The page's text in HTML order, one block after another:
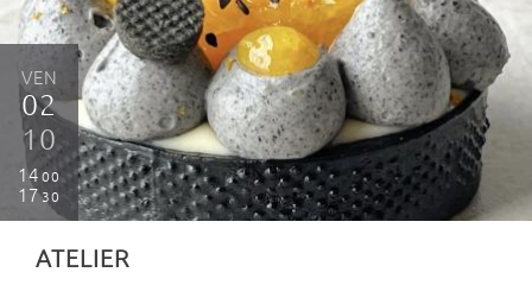
VEN
02
10
14 00
1730
ATELIER